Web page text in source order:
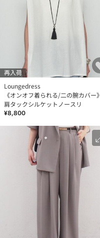
再入荷
Loungedress
《オンオフ着られる/二の腕カバー》
肩タックシルケットノースリ
¥8,800